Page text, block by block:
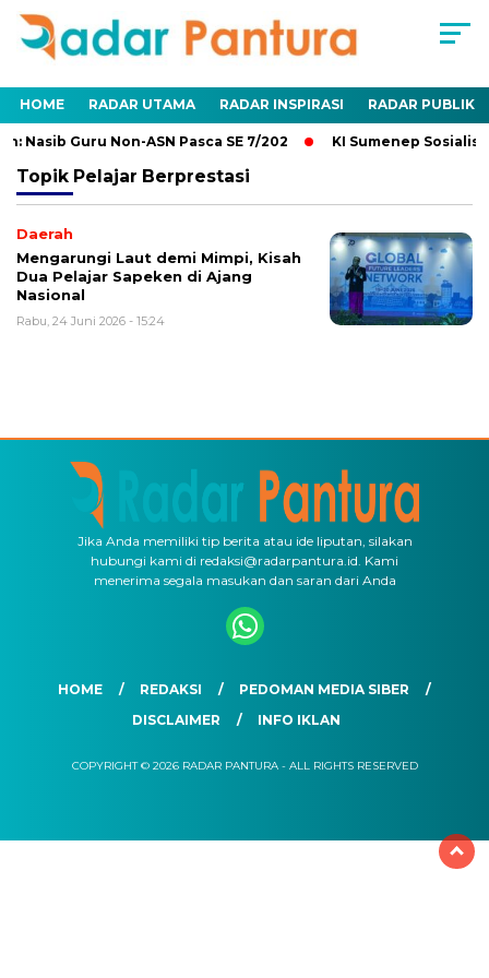
HOME RADAR UTAMA RADAR INSPIRASI RADAR PUBLIK
Nasib Guru Non-ASN Pasca SE 7/202 KI Sumenep
Topik Pelajar Berprestasi
Daerah
Mengarungi Laut demi Mimpi, Kisah
Dua Pelajar Sapeken di Ajang
Nasional
Rabu, 24 Juni 2026 - 15:24
Jika Anda memiliki tip berita atau ide liputan, silakan
hubungi kami di redaksi@radarpantura.id. Kami
menerima segala masukan dan saran dari Anda
HOME REDAKSI
PEDOMAN MEDIA SIBER
DISCLAIMER
INFO IKLAN
COPYRIGHT © 2026 RADAR PANTURA - ALL RIGHTS RESERVED